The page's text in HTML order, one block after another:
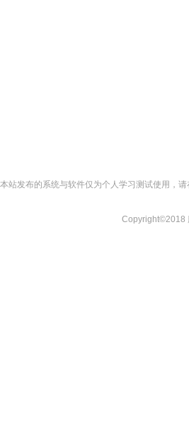
本站发布的系统与软件仅为个人学习测试使用，
Copyright©2018